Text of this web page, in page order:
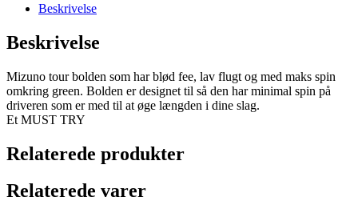
Beskrivelse
Beskrivelse
Mizuno tour bolden som har blød fee, lav flugt og med maks spin
omkring green. Bolden er designet til så den har minimal spin på
driveren som er med til at øge længden i dine slag.
Et MUST TRY
Relaterede produkter
Relaterede varer